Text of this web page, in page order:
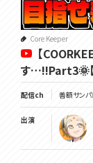
Core Keeper
【
す…!!Part3🌞
配信ch 善額サン
出演